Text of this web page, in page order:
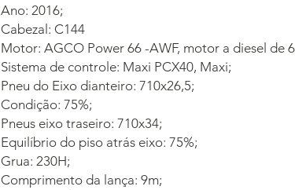
Ano: 2016;
Cabezal: C144
Motor: AGCO Power 66 -AWF, motor a diesel de
Sistema de controle: Maxi PCX40, Maxi;
Pneu do Eixo dianteiro: 710x26,5;
Condição: 75%;
Pneus eixo traseiro: 710x34;
Equilíbrio do piso atrás eixo: 75%;
Grua: 230H;
Comprimento da lança: 9m;